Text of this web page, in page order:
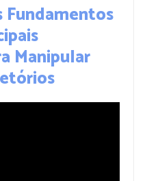
Fundamentos
Manipular